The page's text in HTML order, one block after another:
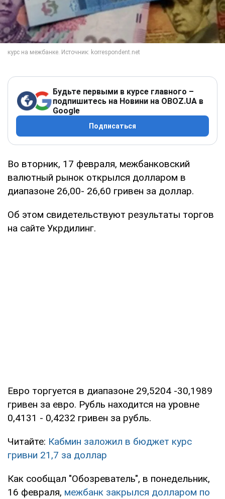
Будьте первыми в курсе главного –
подпишитесь на Новини на OBOZ.UA в
Google
Подписаться
Во вторник, 17 февраля, межбанковский
валютный рынок открылся долларом в
диапазоне 26,00- 26,60 гривен за доллар.
Об этом свидетельствуют результаты торгов
на сайте Укрдилинг.
Евро торгуется в диапазоне 29,5204 -30,1989
гривен за евро. Рубль находится на уровне
0,4131 - 0,4232 гривен за рубль.
Читайте: Кабмин заложил в бюджет курс
гривни 21,7 за доллар
Как сообщал "Обозреватель", в понедельник,
16 февраля, межбанк закрылся долларом по